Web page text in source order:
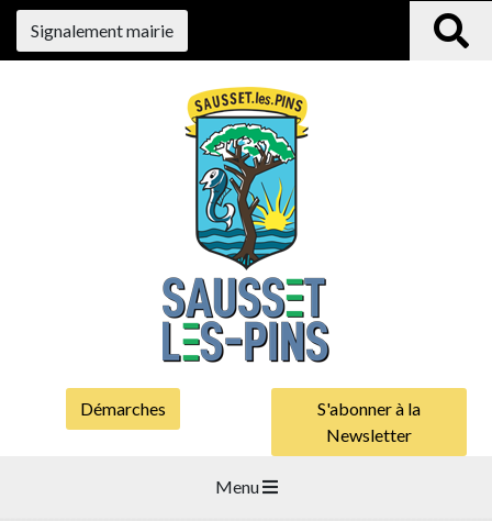
Signalement mairie
Démarches
S'abonner à la
Newsletter
Menu